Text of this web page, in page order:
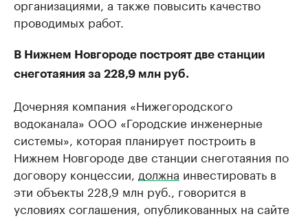
организациями, а также повысить качество
проводимых работ.
В Нижнем Новгороде построят две станции
снеготаяния за 228,9 млн руб.
Дочерняя компания «Нижегородского
водоканала» ООО «Городские инженерные
системы», которая планирует построить в
Нижнем Новгороде две станции снеготаяния по
договору концессии, должна инвестировать в
эти объекты 228,9 млн руб., говорится в
условиях соглашения, опубликованных на сайте